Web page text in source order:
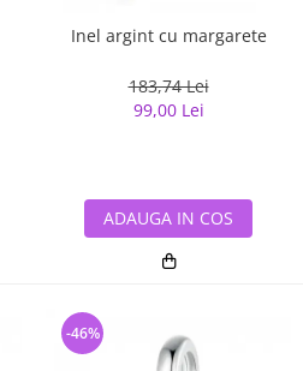
Inel argint cu margarete
183,74 Lei
99,00 Lei
ADAUGA IN COS
-46%